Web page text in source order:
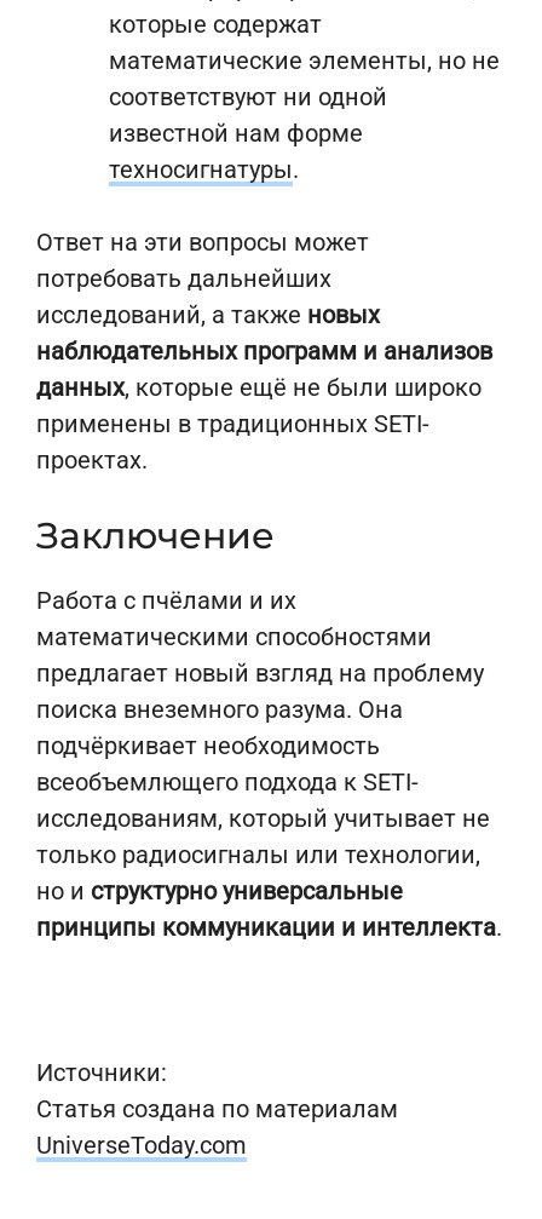
которые содержат
математические элементы, но не
соответствуют ни одной
известной нам форме
техносигнатуры.
Ответ на эти вопросы может
потребовать дальнейших
исследований, а также новых
наблюдательных программ и анализов
данных, которые ещё не были широко
применены в традиционных SETI-
проектах.
Заключение
Работа с пчёлами и их
математическими способностями
предлагает новый взгляд на проблему
поиска внеземного разума. Она
подчёркивает необходимость
всеобъемлющего подхода к SETI-
исследованиям, который учитывает не
только радиосигналы или технологии,
но и структурно универсальные
принципы коммуникации и интеллекта.
Источники:
Статья создана по материалам
UniverseToday.com